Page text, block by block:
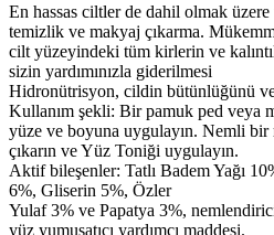
En hassas ciltler de dahil olmak
temizlik ve makyaj çıkarma.
cilt yüzeyindeki tüm kirlerin ve
sizin yardımınızla giderilmesi
Hidronütrisyon, cildin bütünlüğünü
Kullanım şekli: Bir pamuk ped veya
yüze ve boyuna uygulayın. Nemli
çıkarın ve Yüz Toniği uygulayın.
Aktif bileşenler: Tatlı Badem Yağı
6%, Gliserin 5%, Özler
Yulaf 3% ve Papatya 3%,
yüz yumuşatıcı yardımcı maddesi.